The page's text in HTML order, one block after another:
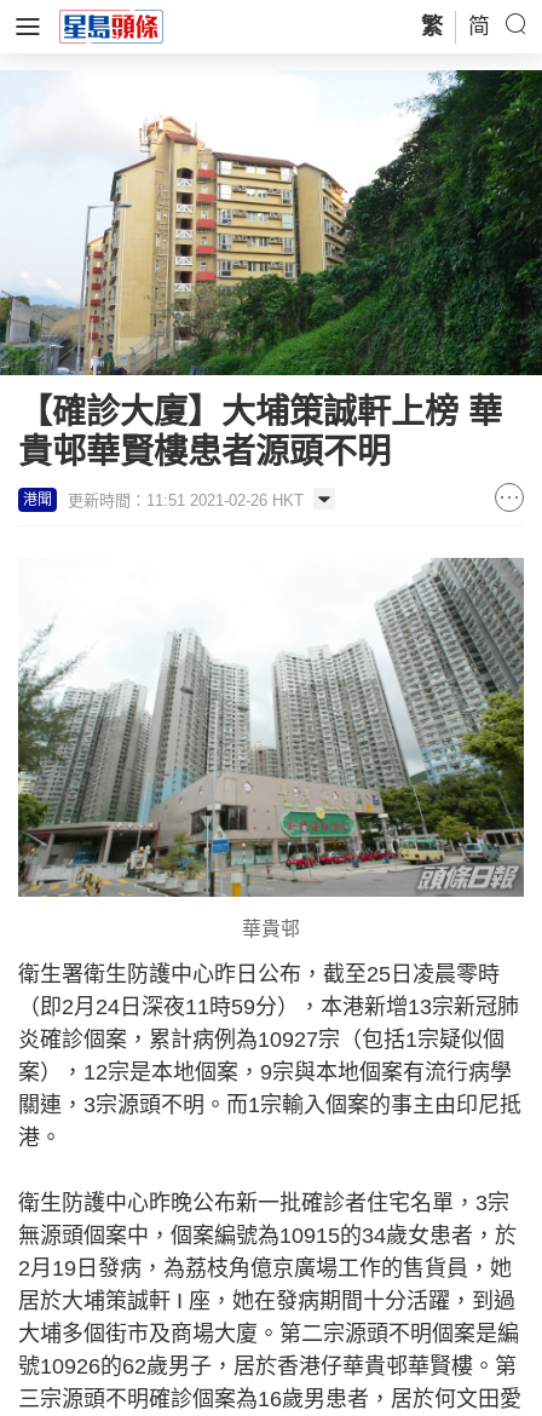
繁 简
【確診大廈】大埔策誠軒上榜 華
貴邨華賢樓患者源頭不明
港聞 更新時間：11:51 2021-02-26 HKT
華貴邨
衛生署衛生防護中心昨日公布，截至25日凌晨零時
（即2月24日深夜11時59分），本港新增13宗新冠肺
炎確診個案，累計病例為10927宗（包括1宗疑似個
案），12宗是本地個案，9宗與本地個案有流行病學
關連，3宗源頭不明。而1宗輸入個案的事主由印尼抵
港。
衛生防護中心昨晚公布新一批確診者住宅名單，3宗
無源頭個案中，個案編號為10915的34歲女患者，於
2月19日發病，為荔枝角億京廣場工作的售貨員，她
居於大埔策誠軒 I 座，她在發病期間十分活躍，到過
大埔多個街市及商場大廈。第二宗源頭不明個案是編
號10926的62歲男子，居於香港仔華貴邨華賢樓。第
三宗源頭不明確診個案為16歲男患者，居於何文田愛